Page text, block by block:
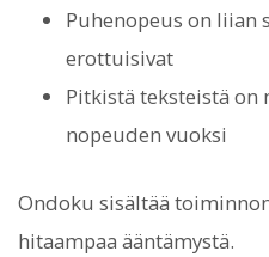
Puhenopeus on liian
erottuisivat
Pitkistä teksteistä on
nopeuden vuoksi
Ondoku sisältää
hitaampaa ääntämystä.